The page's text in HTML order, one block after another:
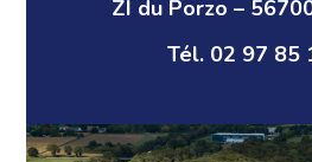
ZI du Porzo –
Tél. 02 97 85